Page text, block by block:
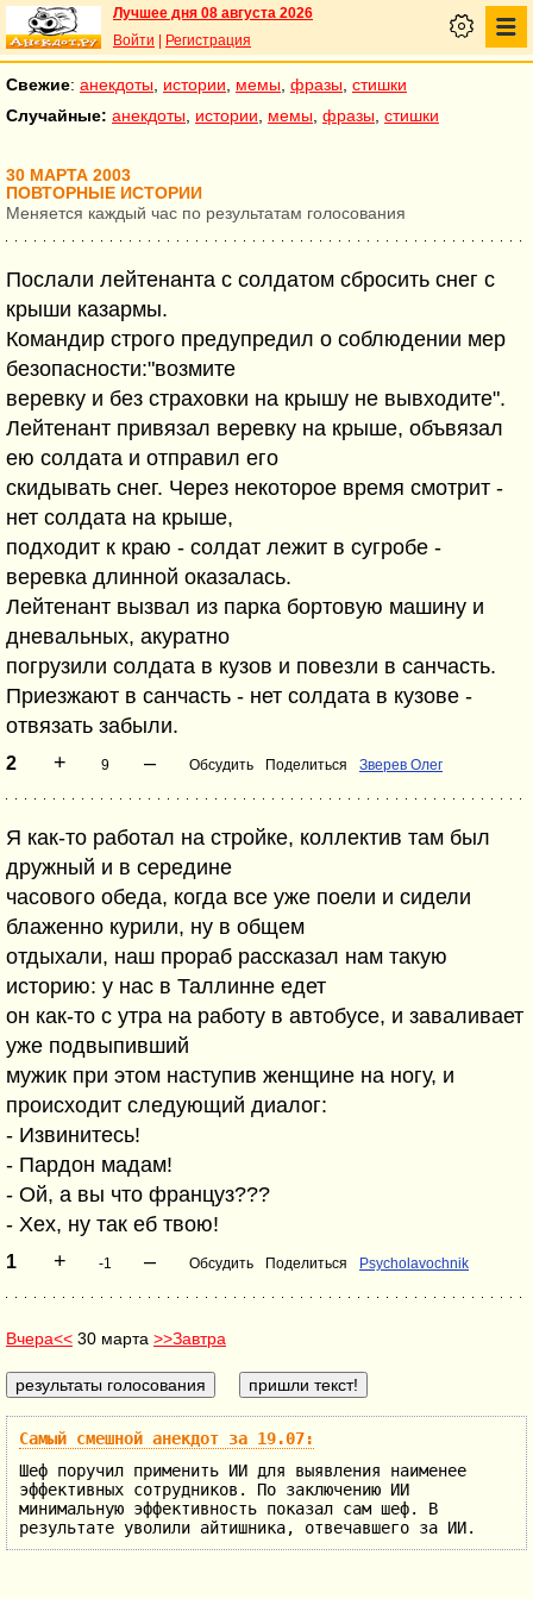
Лучшее дня 08 августа 2026
Войти
Регистрация
Свежие: анекдоты истории мемы фразы стишки
Случайные: анекдоты истории мемы фразы стишки
30 МАРТА 2003
ПОВТОРНЫЕ ИСТОРИИ
Меняется каждый час по результатам голосования
Послали лейтенанта с солдатом сбросить снег с
крыши казармы.
Командир строго предупредил о соблюдении мер
безопасности:"возмите
веревку и без страховки на крышу не вывходите".
Лейтенант привязал веревку на крыше, объвязал
ею солдата и отправил его
скидывать снег. Через некоторое время смотрит -
нет солдата на крыше,
подходит к краю - солдат лежит в сугробе -
веревка длинной оказалась.
Лейтенант вызвал из парка бортовую машину и
дневальных, акуратно
погрузили солдата в кузов и повезли в санчасть.
Приезжают в санчасть - нет солдата в кузове -
отвязать забыли.
2 + 9 – Обсудить Поделиться Зверев Олег
Я как-то работал на стройке, коллектив там был
дружный и в середине
часового обеда, когда все уже поели и сидели
блаженно курили, ну в общем
отдыхали, наш прораб рассказал нам такую
историю: у нас в Таллинне едет
он как-то с утра на работу в автобусе, и заваливает
уже подвыпивший
мужик при этом наступив женщине на ногу, и
происходит следующий диалог:
- Извинитесь!
- Пардон мадам!
- Ой, а вы что француз???
- Хех, ну так еб твою!
1 + -1 – Обсудить Поделиться Psycholavochnik
Вчера<< 30 марта >>Завтра
Самый смешной анекдот за 19.07:
Шеф поручил применить ИИ для выявления наименее
эффективных сотрудников. По заключению ИИ
минимальную эффективность показал сам шеф. В
результате уволили айтишника, отвечавшего за ИИ.